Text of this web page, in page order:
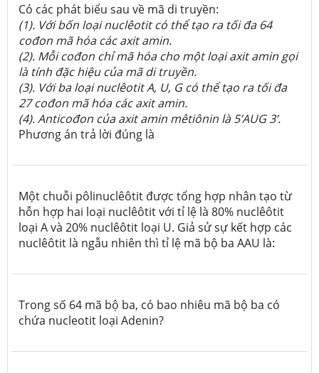
Có các phát biểu sau về mã di truyền:
(1). Với bốn loại nuclêotit có thể tạo ra tối đa 64
cođon mã hóa các axit amin.
(2). Mỗi cođon chỉ mã hóa cho một loại axit amin gọi
là tính đặc hiệu của mã di truyền.
(3). Với ba loại nuclêotit A, U, G có thể tạo ra tối đa
27 cođon mã hóa các axit amin.
(4). Anticođon của axit amin mêtiônin là 5’AUG3’.
Phương án trả lời đúng là
Một chuỗi pôlinuclêôtit được tổng hợp nhân tạo từ
hỗn hợp hai loại nuclêôtit với tỉ lệ là 80% nuclêôtit
loại A và 20% nuclêôtit loại U. Giả sử sự kết hợp các
nuclêôtit là ngẫu nhiên thì tỉ lệ mã bộ ba AAU là:
Trong số 64 mã bộ ba, có bao nhiêu mã bộ ba có
chứa nucleotit loại Adenin?